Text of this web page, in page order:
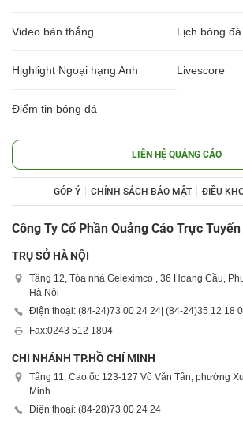
Video bàn thắng Lịch bóng
Highlight Ngoại hạng Anh Livescore
Điểm tin bóng đá
LIÊN HỆ QUẢNG CÁO
GÓP Ý CHÍNH SÁCH BẢO MẬT ĐIỀU
Công Ty Cổ Phần Quảng Cáo Trực
TRỤ SỞ HÀ NỘI
Tầng 12, Tòa nhà Geleximco , 36 Hoàng Cầu,
Hà Nội
Điện thoại: (84-24)73 00 24 24| (84-24)35 12 18
Fax:0243 512 1804
CHI NHÁNH TP.HỒ CHÍ MINH
Tầng 11, Cao ốc 123-127 Võ Văn Tần, phường
Minh.
Điện thoại: (84-28)73 00 24 24